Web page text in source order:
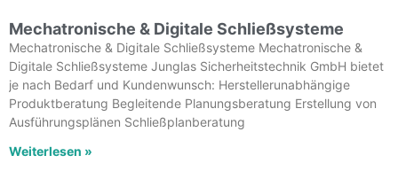
Mechatronische & Digitale Schließsysteme
Mechatronische & Digitale Schließsysteme Mechatronische &
Digitale Schließsysteme Junglas Sicherheitstechnik GmbH bietet
je nach Bedarf und Kundenwunsch: Herstellerunabhängige
Produktberatung Begleitende Planungsberatung Erstellung von
Ausführungsplänen Schließplanberatung
Weiterlesen »